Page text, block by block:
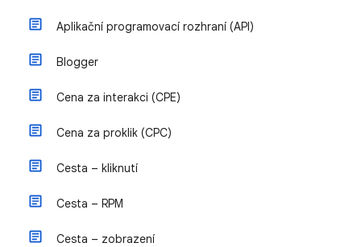
Aplikační programovací rozhraní (API)
Blogger
Cena za interakci (CPE)
Cena za proklik (CPC)
Cesta – kliknutí
Cesta – RPM
Cesta – zobrazení